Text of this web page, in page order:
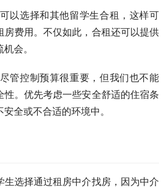
以选择和其他留学生合租，这样可
房费用。不仅如此，合租还可以提供
会。
管控制预算很重要，但我们也不能
性。优先考虑一些安全舒适的住宿条
全或不合适的环境中。
生选择通过租房中介找房，因为中介